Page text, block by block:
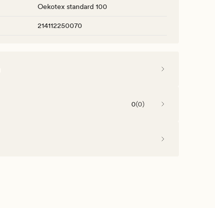
Oekotex standard 100
214112250070
0(0)